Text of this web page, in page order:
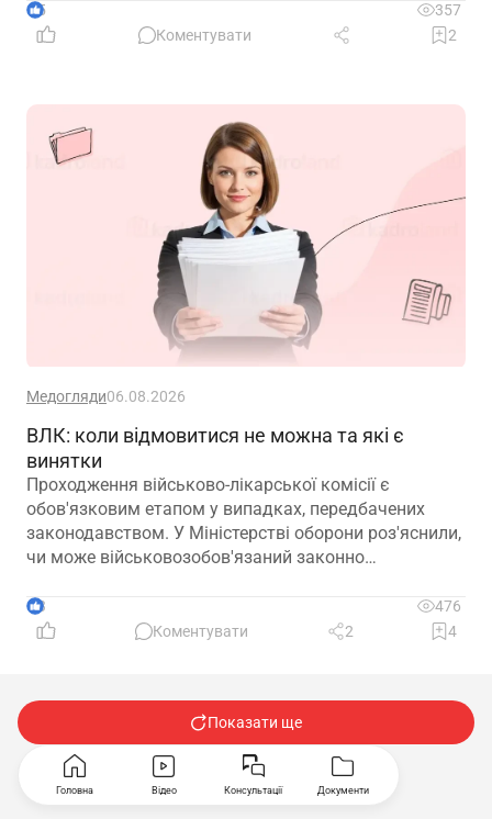
5
357
Коментувати
2
Медогляди06.08.2026
ВЛК: коли відмовитися не можна та які є
винятки
Проходження військово-лікарської комісії є
обов'язковим етапом у випадках, передбачених
законодавством. У Міністерстві оборони роз'яснили,
чи може військовозобов'язаний законно
матиме така відмова та що робити, якщо особа не
погоджується з направленням на ВЛК
3
476
Коментувати
2 4
Показати ще
…
Головна Відео Консультації Документи